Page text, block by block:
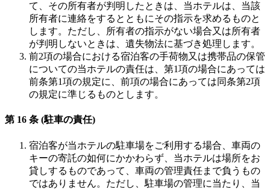
て、その所有者が判明したときは、当ホテルは、当該
所有者に連絡をするとともにその指示を求めるものと
します。ただし、所有者の指示がない場合又は所有者
が判明しないときは、遺失物法に基づき処理します。
前2項の場合における宿泊客の手荷物又は携帯品の保管
についての当ホテルの責任は、第1項の場合にあっては
前条第1項の規定に、前項の場合にあっては同条第2項
の規定に準じるものとします。
第 16 条 (駐車の責任)
宿泊客が当ホテルの駐車場をご利用する場合、車両の
キーの寄託の如何にかかわらず、当ホテルは場所をお
貸しするものであって、車両の管理責任まで負うもの
ではありません。ただし、駐車場の管理に当たり、当